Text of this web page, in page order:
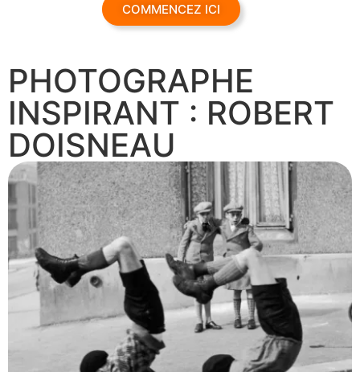
COMMENCEZ ICI
PHOTOGRAPHE
INSPIRANT : ROBERT
DOISNEAU